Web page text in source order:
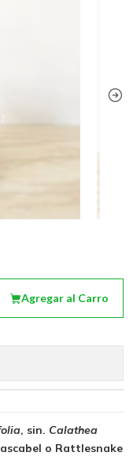
Agregar al Carro
, sin. Calathea
o Rattlesnake